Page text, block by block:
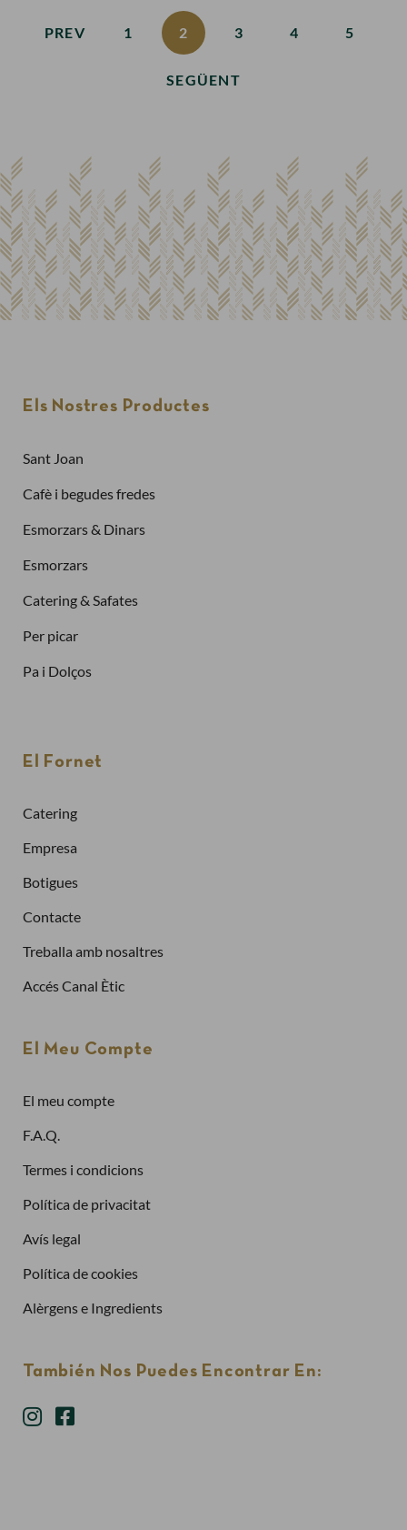
PREV 1 2 3 4 5
SEGÜENT
Els Nostres Productes
Sant Joan
Cafè i begudes fredes
Esmorzars & Dinars
Esmorzars
Catering & Safates
Per picar
Pa i Dolços
El Fornet
Catering
Empresa
Botigues
Contacte
Treballa amb nosaltres
Accés Canal Ètic
El Meu Compte
El meu compte
F.A.Q.
Termes i condicions
Política de privacitat
Avís legal
Política de cookies
Alèrgens e Ingredients
También Nos Puedes Encontrar En:
Sol·licitar la factura de les teves comandes
Contrasenya